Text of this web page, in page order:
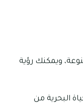
ويمكنك رؤية
البحرية من